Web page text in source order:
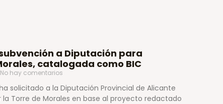
a Diputación para
catalogada como BIC
No hay comentarios
solicitado a la Diputación Provincial de Alicante
Torre de Morales en base al proyecto redactado